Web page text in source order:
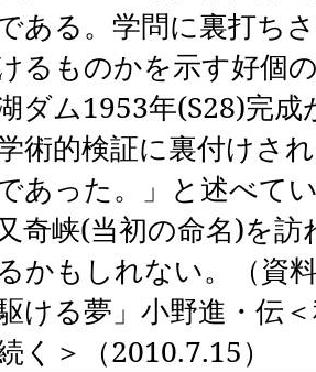
ある。学問に裏打ち
るものかを示す好個
ダム1953年(S28)完成
術的検証に裏付けさ
あった。」と述べて
奇峡(当初の命名)を訪
かもしれない。（資
ける夢」小野進・伝
く＞（2010.7.15）